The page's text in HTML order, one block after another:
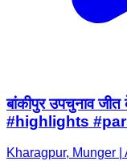
बांकीपुर उपचुनाव जीत
#highlights
Kharagpur, Munger |